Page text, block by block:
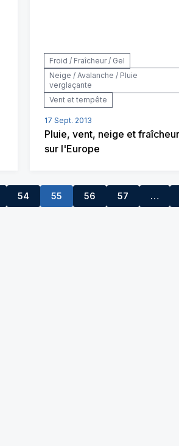
Froid / Fraîcheur / Gel
Neige / Avalanche / Pluie
verglaçante
Vent et tempête
17 Sept. 2013
Pluie, vent, neige et fraîcheur
sur l'Europe
54 55 56 57 …
58